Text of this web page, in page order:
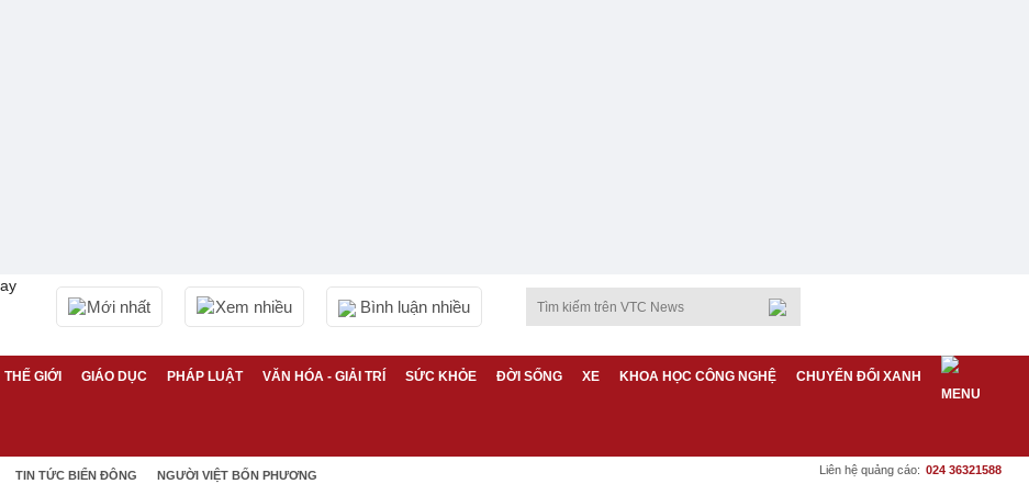
Mới nhất Xem nhiều Bình luận nhiều
THẾ GIỚI GIÁO DỤC PHÁP LUẬT VĂN HÓA - GIẢI TRÍ SỨC KHỎE ĐỜI SỐNG XE KHOA HỌC CÔNG NGHỆ CHUYỂN ĐỔI XANH
TIN TỨC BIỂN ĐÔNG NGƯỜI VIỆT BỐN PHƯƠNG Liên hệ quảng cáo: 024 36321588